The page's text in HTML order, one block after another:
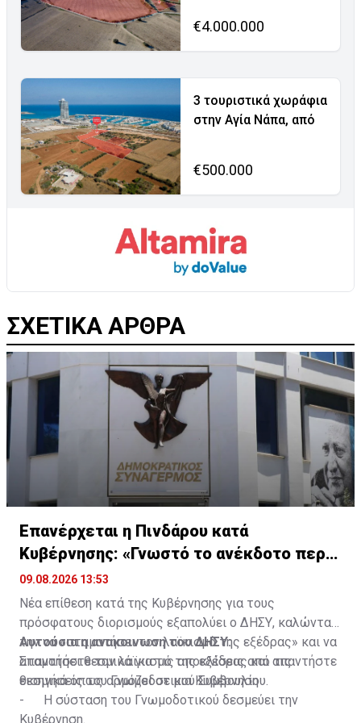
€4.000.000
3 τουριστικά χωράφια
στην Αγία Νάπα, από
€500.000
ΣΧΕΤΙΚΑ ΑΡΘΡΑ
Επανέρχεται η Πινδάρου κατά
Κυβέρνησης: «Γνωστό το ανέκδοτο περι
ΔΗΣΑΚΕΛ»
09.08.2026 13:53
Νέα επίθεση κατά της Κυβέρνησης για τους
πρόσφατους διορισμούς εξαπολύει ο ΔΗΣΥ, καλώντας
την να «σταματήσει τον λαϊκισμό της εξέδρας» και να
απαντήσει θεσμικά για τις αποκλίσεις από τις
εισηγήσεις του Γνωμοδοτικού Συμβουλίου.
Αυτούσια η ανακοινωση του ΔΗΣΥ:
Σταματήστε τον λαϊκισμό της εξέδρας και απαντήστε
θεσμικά όπως αρμόζει σε μια Κυβέρνηση
- Η σύσταση του Γνωμοδοτικού δεσμεύει την
Κυβέρνηση.